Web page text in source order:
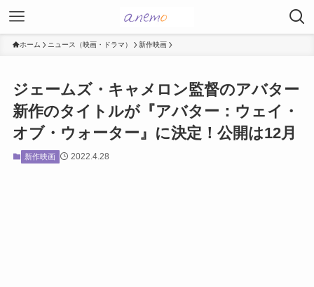
ホーム ニュース（映画・ドラマ） 新作映画
ジェームズ・キャメロン監督のアバター
新作のタイトルが『アバター：ウェイ・
オブ・ウォーター』に決定！公開は12月
新作映画 2022.4.28